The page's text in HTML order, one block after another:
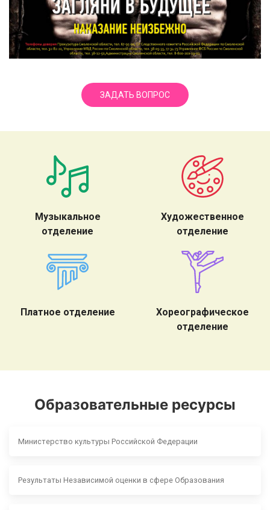
ЗАДАТЬ ВОПРОС
Музыкальное
отделение
Художественное
отделение
Платное отделение
Хореографическое
отделение
Образовательные ресурсы
Министерство культуры Российской Федерации
Результаты Независимой оценки в сфере Образования